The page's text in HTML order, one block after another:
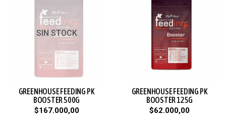
SIN STOCK
GREENHOUSE FEEDING PK
BOOSTER 500G
$167.000,00
GREENHOUSE FEEDING PK
BOOSTER 125G
$62.000,00